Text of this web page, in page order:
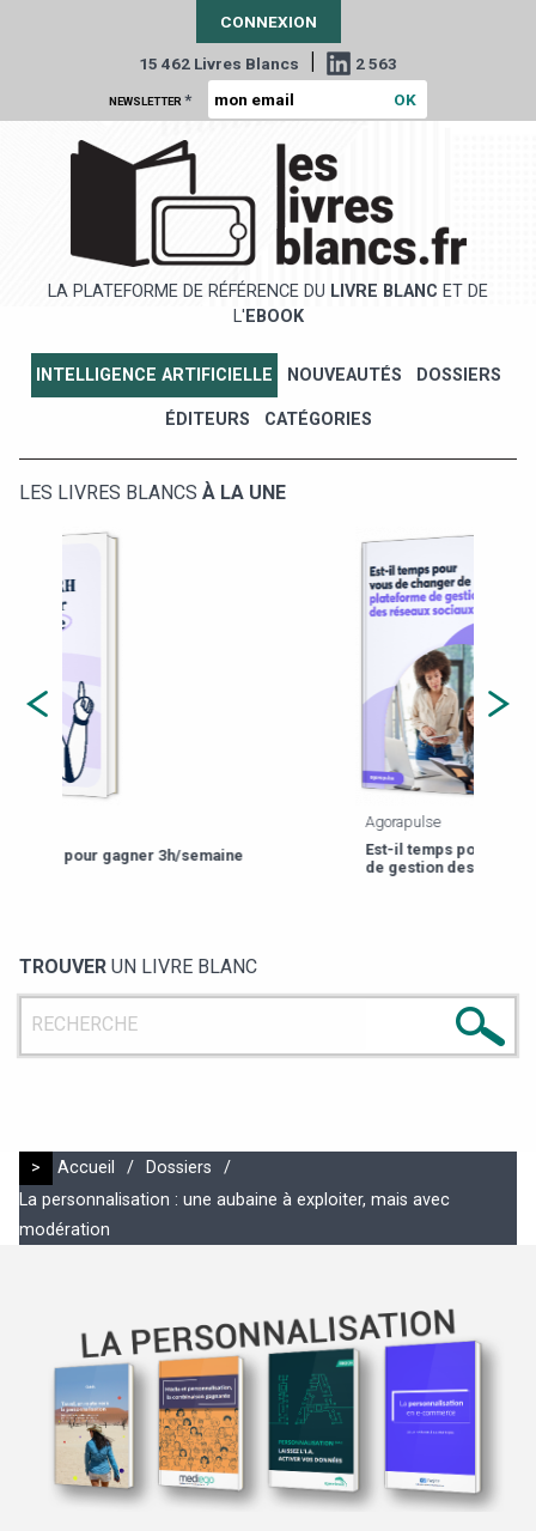
CONNEXION
15 462 Livres Blancs | 2 563
NEWSLETTER *
LA PLATEFORME DE RÉFÉRENCE DU LIVRE BLANC ET DE
L' EBOOK
INTELLIGENCE ARTIFICIELLE NOUVEAUTÉS DOSSIERS
ÉDITEURS CATÉGORIES
LES LIVRES BLANCS À LA UNE
Est-il temps pour vous de changer de plateforme
de gestion des réseaux sociaux ?
TROUVER UN LIVRE BLANC
> Accueil / Dossiers
/
La personnalisation : une aubaine à exploiter, mais avec
modération